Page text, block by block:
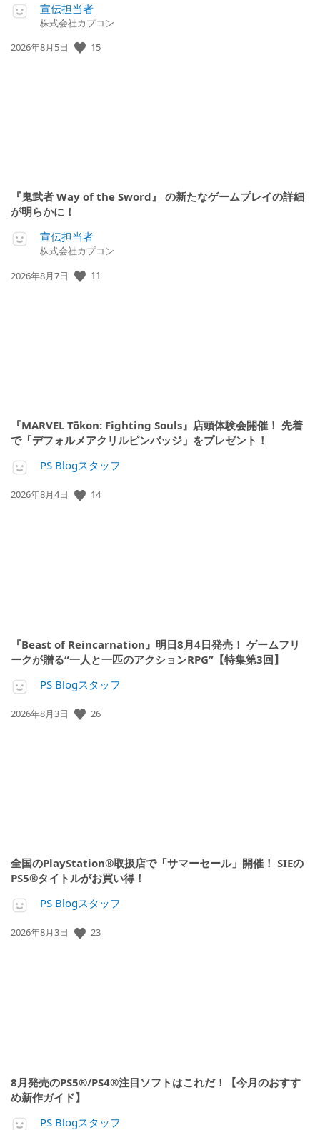
宣伝担当者
株式会社カプコン
公
2026年8月5日 15
『鬼武者 Way of the Sword』 の新たなゲームプレイの詳細
が明らかに！
宣伝担当者
株式会社カプコン
公
2026年8月7日 11
『MARVEL Tōkon: Fighting Souls』店頭体験会開催！ 先着
で「デフォルメアクリルピンバッジ」をプレゼント！
PS Blogスタッフ
公
2026年8月4日 14
『Beast of Reincarnation』明日8月4日発売！ ゲームフリ
ークが贈る“一人と一匹のアクションRPG”【特集第3回】
PS Blogスタッフ
公
2026年8月3日 26
全国のPlayStation®取扱店で「サマーセール」開催！ SIEの
PS5®タイトルがお買い得！
PS Blogスタッフ
公
2026年8月3日 23
8月発売のPS5®/PS4®注目ソフトはこれだ！【今月のおすす
め新作ガイド】
PS Blogスタッフ